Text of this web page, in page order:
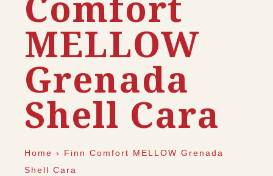
MELLOW
Grenada
Shell Cara
Home › Finn Comfort MELLOW Grenada
Shell Cara